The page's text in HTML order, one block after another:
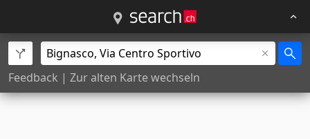
Feedback | Zur alten Karte wechseln